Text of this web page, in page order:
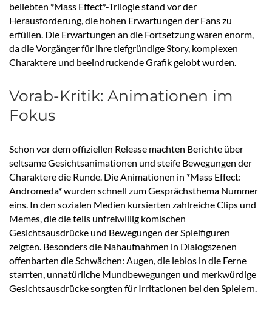
beliebten *Mass Effect*-Trilogie stand vor der
Herausforderung, die hohen Erwartungen der Fans zu
erfüllen. Die Erwartungen an die Fortsetzung waren enorm,
da die Vorgänger für ihre tiefgründige Story, komplexen
Charaktere und beeindruckende Grafik gelobt wurden.
Vorab-Kritik: Animationen im
Fokus
Schon vor dem offiziellen Release machten Berichte über
seltsame Gesichtsanimationen und steife Bewegungen der
Charaktere die Runde. Die Animationen in *Mass Effect:
Andromeda* wurden schnell zum Gesprächsthema Nummer
eins. In den sozialen Medien kursierten zahlreiche Clips und
Memes, die die teils unfreiwillig komischen
Gesichtsausdrücke und Bewegungen der Spielfiguren
zeigten. Besonders die Nahaufnahmen in Dialogszenen
offenbarten die Schwächen: Augen, die leblos in die Ferne
starrten, unnatürliche Mundbewegungen und merkwürdige
Gesichtsausdrücke sorgten für Irritationen bei den Spielern.